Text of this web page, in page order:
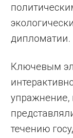
дипломатии.
Ключевым
упражнение,
течению